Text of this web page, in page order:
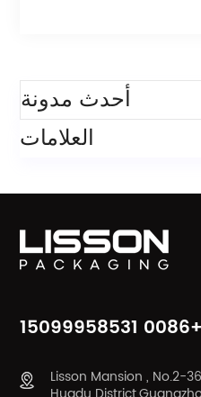
أحدث مدونة
العلامات
Lisson Mansion , No.2-